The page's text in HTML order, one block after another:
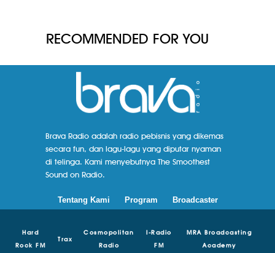
RECOMMENDED FOR YOU
Brava Radio adalah radio pebisnis yang dikemas
secara fun, dan lagu-lagu yang diputar nyaman
di telinga. Kami menyebutnya The Smoothest
Sound on Radio.
Tentang Kami Program Broadcaster
Hard
Rock FM
Trax
Cosmopolitan
Radio
I-Radio
FM
MRA Broadcasting
Academy